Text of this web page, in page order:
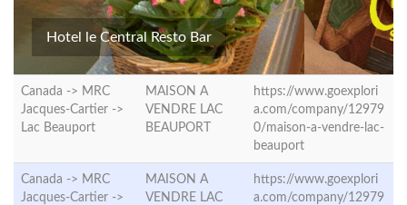
Hotel le Central Resto Bar
Canada -> MRC
Jacques-Cartier ->
Lac Beauport
MAISON A
VENDRE LAC
BEAUPORT
https://www.goexplori
a.com/company/12979
0/maison-a-vendre-lac-
beauport
Canada -> MRC
Jacques-Cartier ->
MAISON A
VENDRE LAC
https://www.goexplori
a.com/company/12979